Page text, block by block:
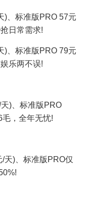
)、标准版PRO 57元
日常需求!
)、标准版PRO 79元
乐两不误!
)、标准版PRO
，全年无忧!
天)、标准版PRO仅